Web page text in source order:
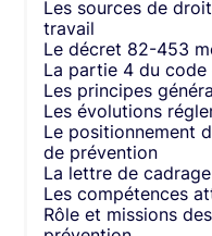
Les sources de
travail
Le décret 82-453
La partie 4 du code
Les principes
Les évolutions
Le positionnement
de prévention
La lettre de cadrage
Les compétences
Rôle et missions